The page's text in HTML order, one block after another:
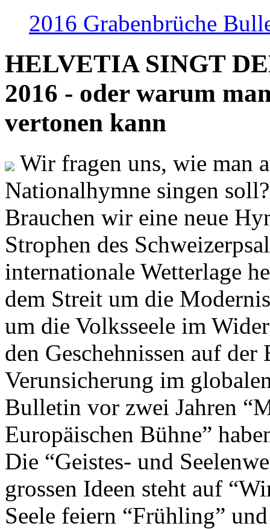
2016 Grabenbrüche
HELVETIA SINGT
2016 - oder warum
vertonen kann
Wir fragen uns, wie man
Nationalhymne singen
Brauchen wir eine neue
Strophen des
internationale Wetterlage
dem Streit um die
um die Volksseele im
den Geschehnissen auf
Verunsicherung im
Bulletin vor zwei Jahren
Europäischen Bühne”
Die “Geistes- und
grossen Ideen steht auf
Seele feiern “Frühling”